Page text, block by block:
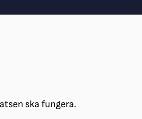
ska fungera.